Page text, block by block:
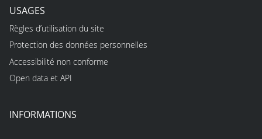
USAGES
Règles d’utilisation du site
Protection des données personnelles
Accessibilité non conforme
Open data et API
INFORMATIONS